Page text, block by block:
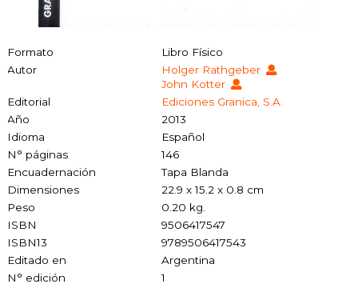
Formato
Libro Físico
Autor
Holger Rathgeber
John Kotter
Editorial
Ediciones Granica, S.A.
Año
2013
Idioma
Español
N° páginas
146
Encuadernación
Tapa Blanda
Dimensiones
22.9 x 15.2 x 0.8 cm
Peso
0.20 kg.
ISBN
9506417547
ISBN13
9789506417543
Editado en
Argentina
N° edición
1